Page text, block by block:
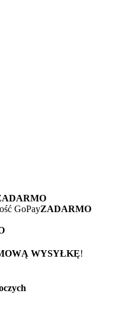
GoPayZADARMO
WYSYŁKĘ!